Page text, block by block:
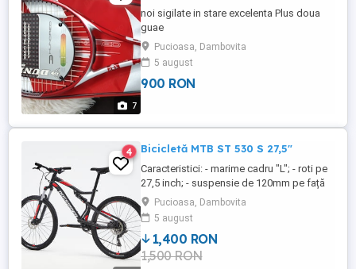
7
noi sigilate in stare excelenta Plus doua
guae
Pucioasa, Dambovita
5 august
900 RON
4 Bicicletă MTB ST 530 S 27,5"
Caracteristici: - marime cadru "L"; - roti pe
27,5 inch; - suspensie de 120mm pe față
și pe spate; - 1 foaie și 9 pinioane; - frâne
hidraulice; - cumparata de la Decathlon; -
arata foarte bine si functioneaza perfect!
Pucioasa, Dambovita
5 august
1,400 RON
1,500 RON